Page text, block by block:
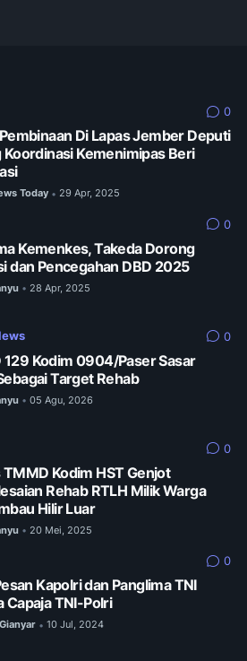
0
Di Lapas Jember Deputi
Koordinasi Kemenimipas Beri
Today • 29 Apr, 2025
0
Kemenkes, Takeda Dorong
dan Pencegahan DBD 2025
• 28 Apr, 2025
0
129 Kodim 0904/Paser Sasar
Target Rehab
• 05 Agu, 2026
0
TMMD Kodim HST Genjot
Rehab RTLH Milik Warga
Hilir Luar
• 20 Mei, 2025
0
Kapolri dan Panglima TNI
Capaja TNI-Polri
• 10 Jul, 2024